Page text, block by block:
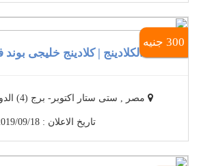
300 جنيه
الكلادينج | كلادينج خليجى
مصر , ستى ستار اكتوبر- برج (4) الدور(7) المحور ا ..
تاريخ الاعلان : 2019/09/18